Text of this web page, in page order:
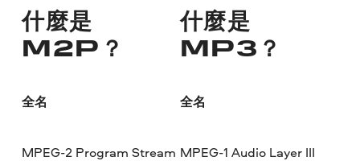
什麼是
M2P？
全名
MPEG-2 Program Stream
什麼是
MP3？
全名
MPEG-1 Audio Layer III